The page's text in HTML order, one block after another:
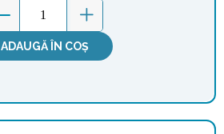
ADAUGĂ ÎN COȘ